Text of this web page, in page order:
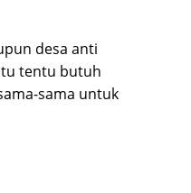
desa anti
tentu butuh
sama untuk